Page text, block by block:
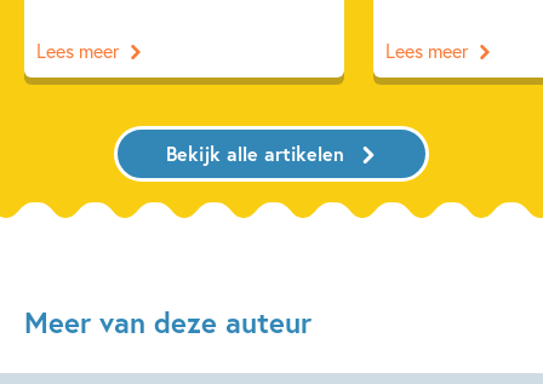
Lees meer Lees meer
Bekijk alle artikelen
Meer van deze auteur